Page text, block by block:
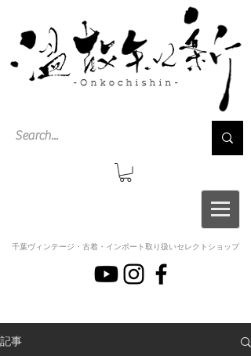
千葉ヴィンテージ・古着・インポート取り扱いセレクトショップ
記事